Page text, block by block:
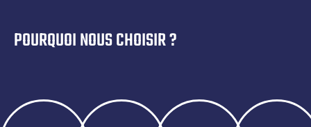
POURQUOI NOUS CHOISIR ?